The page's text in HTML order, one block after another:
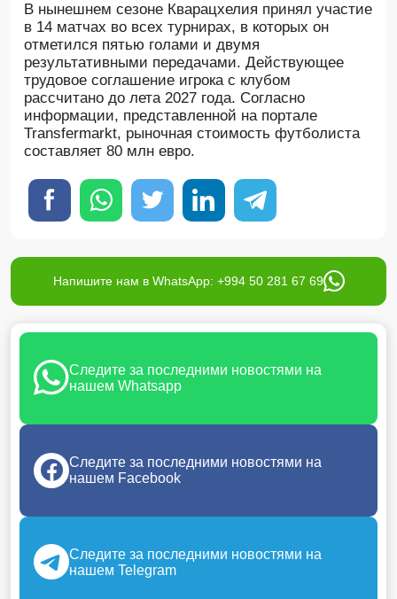
В нынешнем сезоне Кварацхелия принял участие
в 14 матчах во всех турнирах, в которых он
отметился пятью голами и двумя
результативными передачами. Действующее
трудовое соглашение игрока с клубом
рассчитано до лета 2027 года. Согласно
информации, представленной на портале
Transfermarkt, рыночная стоимость футболиста
составляет 80 млн евро.
Напишите нам в WhatsApp: +994 50 281 67 69
Следите за последними новостями на
нашем Whatsapp
Следите за последними новостями на
нашем Facebook
Следите за последними новостями на
нашем Telegram